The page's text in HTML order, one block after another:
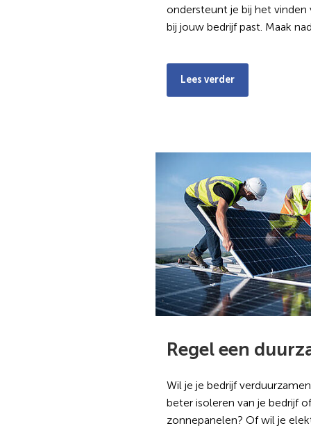
ondersteunt je bij het
bij jouw bedrijf past. Maak
Lees verder
Regel een
Wil je je bedrijf
beter isoleren van je bedrijf
zonnepanelen? Of wil je